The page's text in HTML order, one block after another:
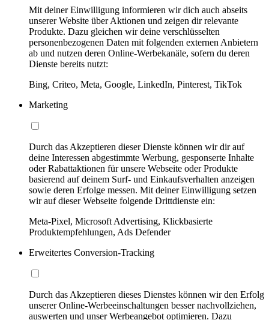
Mit deiner Einwilligung informieren wir dich auch abseits
unserer Website über Aktionen und zeigen dir relevante
Produkte. Dazu gleichen wir deine verschlüsselten
personenbezogenen Daten mit folgenden externen Anbietern
ab und nutzen deren Online-Werbekanäle, sofern du deren
Dienste bereits nutzt:
Bing, Criteo, Meta, Google, LinkedIn, Pinterest, TikTok
Marketing
Durch das Akzeptieren dieser Dienste können wir dir auf
deine Interessen abgestimmte Werbung, gesponserte Inhalte
oder Rabattaktionen für unsere Webseite oder Produkte
basierend auf deinem Surf- und Einkaufsverhalten anzeigen
sowie deren Erfolge messen. Mit deiner Einwilligung setzen
wir auf dieser Webseite folgende Drittdienste ein:
Meta-Pixel, Microsoft Advertising, Klickbasierte
Produktempfehlungen, Ads Defender
Erweitertes Conversion-Tracking
Durch das Akzeptieren dieses Dienstes können wir den Erfolg
unserer Online-Werbeeinschaltungen besser nachvollziehen,
auswerten und unser Werbeangebot optimieren. Dazu